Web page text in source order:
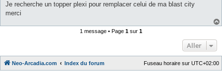
a
g
Je recherche un topper plexi pour remplacer celui de ma blast city
merci
1 message • Page 1 sur 1
Aller
Neo-Arcadia.com Index du forum Fuseau horaire sur UTC+02:00